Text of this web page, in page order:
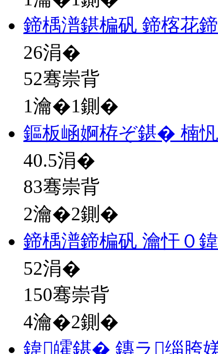
鍗楀潽鍖楄矾 鍗楁花
26涓�
52骞崇背
1瀹�1鍘�
鏂板崡婀栫ぞ鍖� 楠
40.5涓�
83骞崇背
2瀹�2鍘�
鍗楀潽鍗楄矾 瀹忓０
52涓�
150骞崇背
4瀹�2鍘�
鍏皬鍖� 鏄ラ缁胯